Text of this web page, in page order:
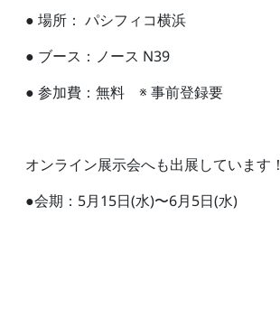
● 場所： パシフィコ横浜
● ブース：ノース N39
● 参加費：無料 ※ 事前登録要
オンライン展示会へも出展しています！
●会期：5月15日(水)〜6月5日(水)